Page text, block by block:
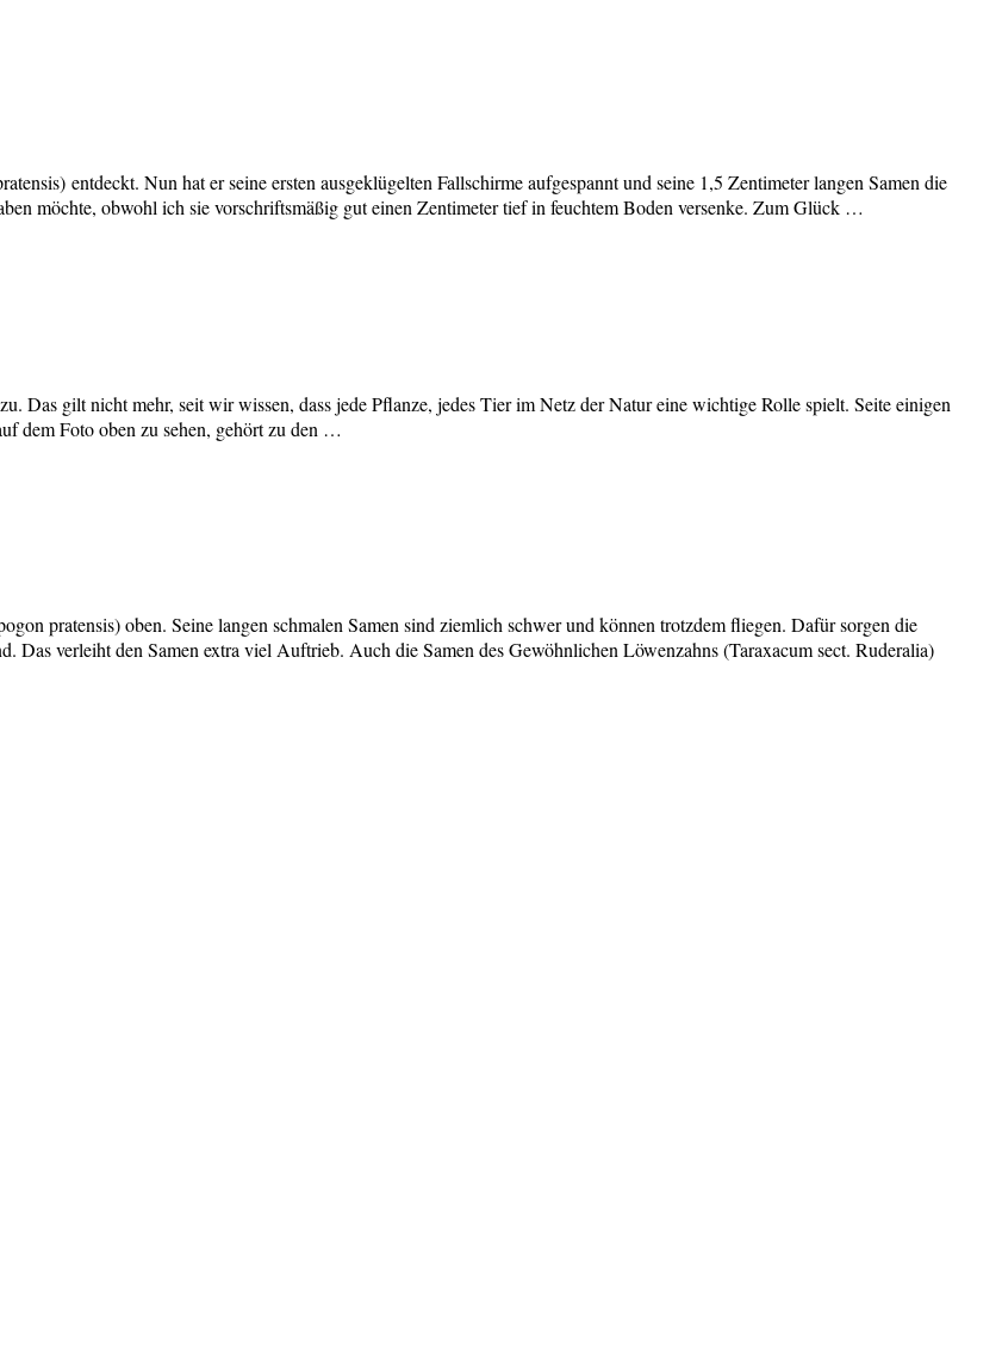
entdeckt. Nun hat er seine ersten ausgeklügelten Fallschirme aufgespannt und seine 1,5 Zentimeter langen Samen die
möchte, obwohl ich sie vorschriftsmäßig gut einen Zentimeter tief in feuchtem Boden versenke. Zum Glück …
Das gilt nicht mehr, seit wir wissen, dass jede Pflanze, jedes Tier im Netz der Natur eine wichtige Rolle spielt. Seite einigen
dem Foto oben zu sehen, gehört zu den …
pratensis) oben. Seine langen schmalen Samen sind ziemlich schwer und können trotzdem fliegen. Dafür sorgen die
Das verleiht den Samen extra viel Auftrieb. Auch die Samen des Gewöhnlichen Löwenzahns (Taraxacum sect. Ruderalia)